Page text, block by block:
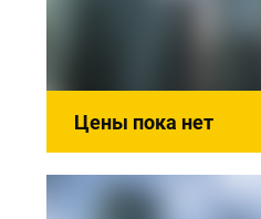
Цены пока нет